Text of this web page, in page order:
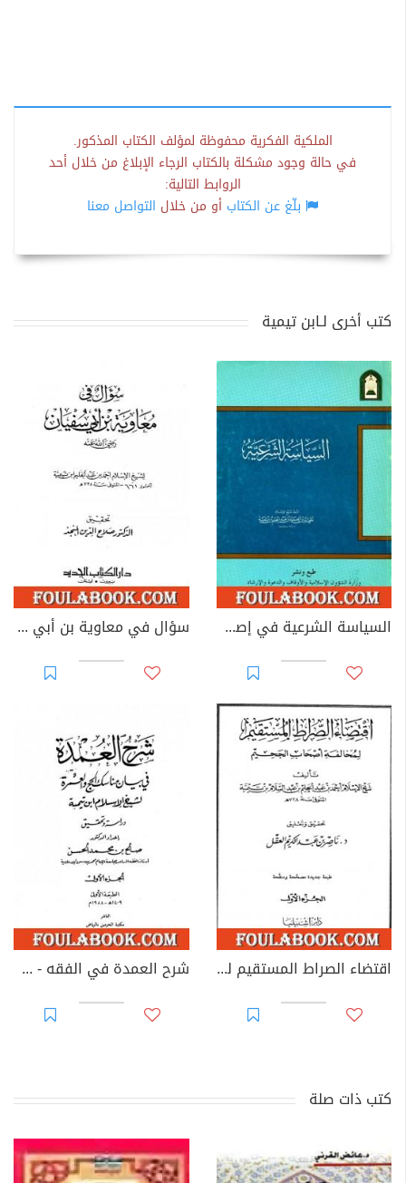
الملكية الفكرية محفوظة لمؤلف الكتاب المذكور.
في حالة وجود مشكلة بالكتاب الرجاء الإبلاغ من خلال أحد
الروابط التالية:
بلّغ عن الكتاب أو من خلال التواصل معنا
كتب أخرى لـابن تيمية
السياسة الشرعية في إصلاح الراعي والرعية - نسخة أخرى سؤال في معاوية بن أبي سفيان
اقتضاء الصراط المستقيم لمخالفة أصحاب الجحيم - المجلد الأول شرح العمدة في الفقه - كتاب الحج - الجزء الأول
كتب ذات صلة